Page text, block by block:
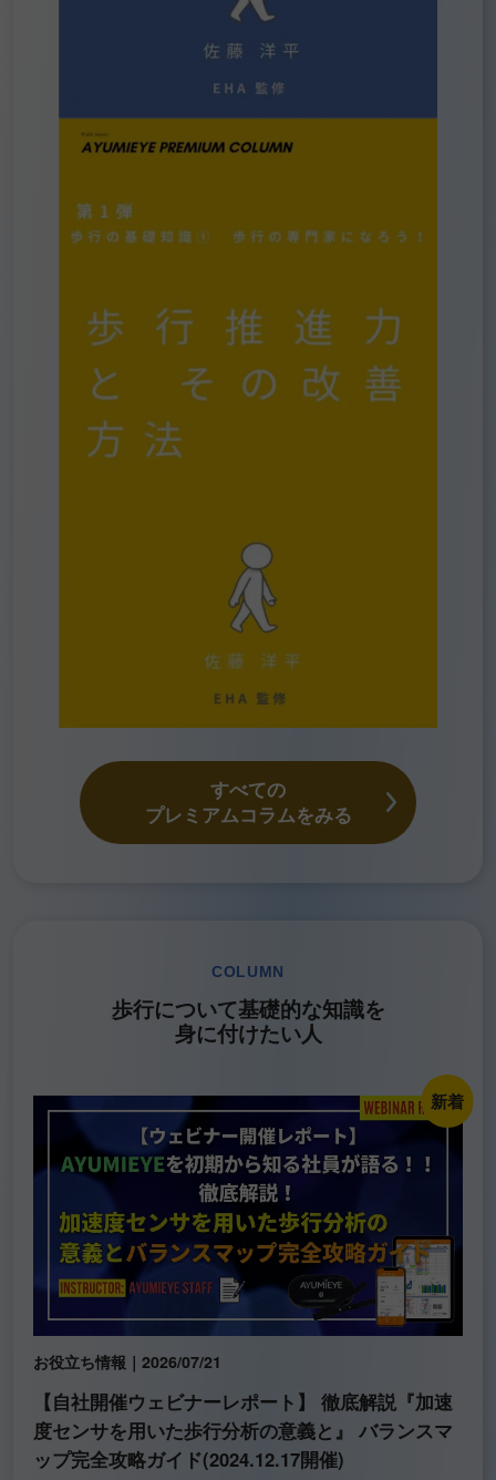
すべての
プレミアムコラムをみる
COLUMN
歩行について基礎的な知識を
身に付けたい人
新着
お役立ち情報｜2026/07/21
【自社開催ウェビナーレポート】 徹底解説『加速
度センサを用いた歩行分析の意義と』 バランスマ
ップ完全攻略ガイド(2024.12.17開催)